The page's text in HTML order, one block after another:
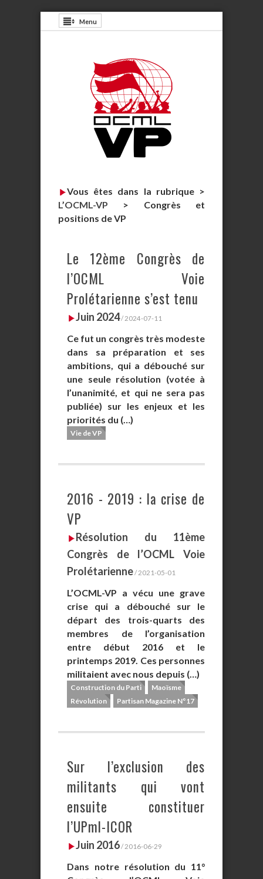
Menu
Vous êtes dans la rubrique >
L’OCML-VP > Congrès et
positions de VP
Le 12ème Congrès de
l’OCML Voie
Prolétarienne s’est tenu
Juin 2024/ 2024-07-11
Ce fut un congrès très modeste
dans sa préparation et ses
ambitions, qui a débouché sur
une seule résolution (votée à
l’unanimité, et qui ne sera pas
publiée) sur les enjeux et les
priorités du (…)
Vie de VP
2016 - 2019 : la crise de
VP
Résolution du 11ème
Congrès de l’OCML Voie
Prolétarienne/ 2021-05-01
L’OCML-VP a vécu une grave
crise qui a débouché sur le
départ des trois-quarts des
membres de l’organisation
entre début 2016 et le
printemps 2019. Ces personnes
militaient avec nous depuis (…)
Construction du Parti
Maoïsme
Révolution
Partisan Magazine N°17
Sur l’exclusion des
militants qui vont
ensuite constituer
l’UPml-ICOR
Juin 2016/ 2016-06-29
Dans notre résolution du 11°